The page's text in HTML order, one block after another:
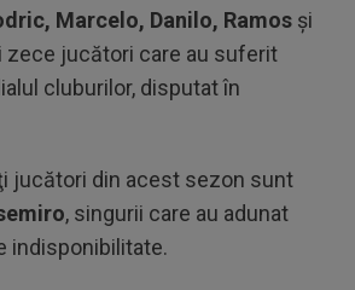
Marcelo, Danilo, Ramos şi
zece jucători care au suferit
cluburilor, disputat în
jucători din acest sezon sunt
, singurii care au adunat
indisponibilitate.